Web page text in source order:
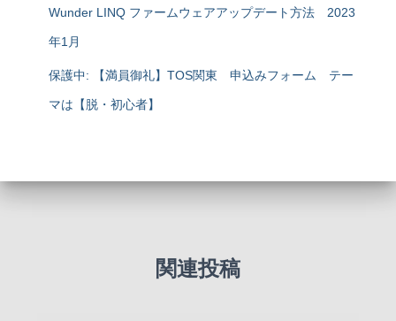
Wunder LINQ ファームウェアアップデート方法 2023
年1月
保護中: 【満員御礼】TOS関東 申込みフォーム テー
マは【脱・初心者】
関連投稿